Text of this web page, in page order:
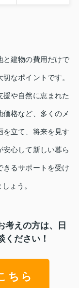
と建物の費用だけで
なポイントです。
や自然に恵まれた
格など、多くのメ
を立て、将来を見す
安心して新しい暮ら
きるサポートを受け
ょう。
考えの方は、日
ください！
ちら